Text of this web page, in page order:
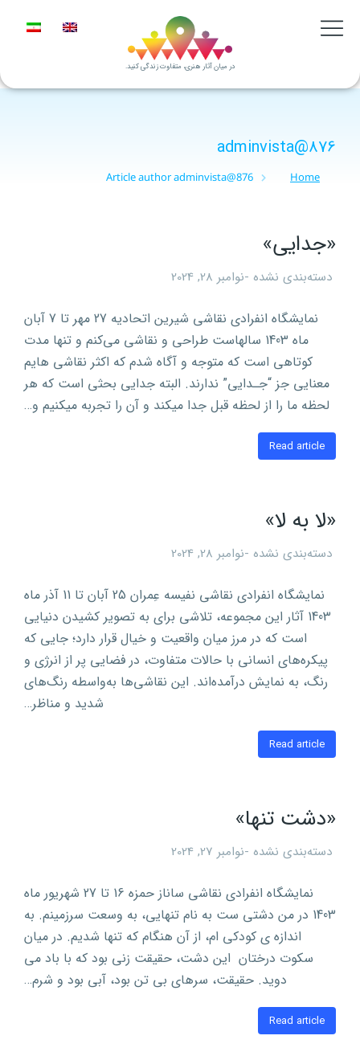
در میان آثار هنری، متفاوت زندگی کنید.
adminvista@876
You are here:
Home
Article author adminvista@876
«جدایی»
دسته‌بندی نشده نوامبر 28, 2024
نمایشگاه انفرادی نقاشی شیرین اتحادیه 27 مهر تا 7 آبان
ماه 1403 سالهاست طراحی و نقاشی می‌کنم و تنها مدت
کوتاهی است که متوجه و آگاه شدم که اکثر نقاشی هایم
معنایی جز “جـدایی” ندارند. البته جدایی بحثی است که هر
لحظه ما را از لحظه قبل جدا میکند و آن را تجربه میکنیم و…
Read article
«لا به لا»
دسته‌بندی نشده نوامبر 28, 2024
نمایشگاه انفرادی نقاشی نفیسه عِمران 25 آبان تا 11 آذر ماه
1403 آثار این مجموعه، تلاشی برای به تصویر کشیدن دنیایی
است که در مرز میان واقعیت و خیال قرار دارد؛ جایی که
پیکره‌های انسانی با حالات متفاوت، در فضایی پر از انرژی و
رنگ، به نمایش درآمده‌اند. این نقاشی‌ها به‌واسطه رنگ‌های
شدید و مناظر…
Read article
«دشت تنها»
دسته‌بندی نشده نوامبر 27, 2024
نمایشگاه انفرادی نقاشی ساناز حمزه 16 تا 27 شهریور ماه
1403 در من دشتی ست به نام تنهایی، به وسعت سرزمینم. به
اندازه ی کودکی ام، از آن هنگام که تنها شدیم. در میان
سکوت درختان این دشت، حقیقت زنی بود که با باد می
دوید. حقیقت، سرهای بی تن بود، آبی بود و شرم…
Read article